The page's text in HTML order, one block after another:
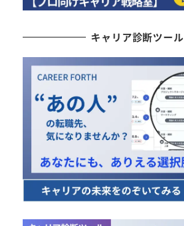
キャリア診断ツール